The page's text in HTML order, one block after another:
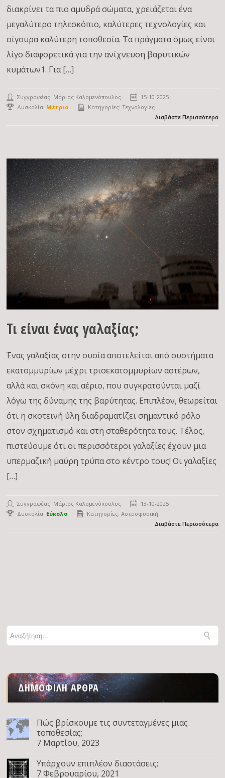
διακρίνει τα πιο αμυδρά σώματα, χρειάζεται ένα
μεγαλύτερο τηλεσκόπιο, καλύτερες τεχνολογίες και
σίγουρα καλύτερη τοποθεσία. Τα πράγματα όμως είναι
λίγο διαφορετικά για την ανίχνευση βαρυτικών
κυμάτων1. Για […]
Συγγραφέας: Μάριος Καλομενόπουλος
15-10-2025
Δυσκολία: Μέτριο Κατηγορίες:Τεχνολογίες
Διαβάστε Περισσότερα
Τι είναι ένας γαλαξίας;
Ένας γαλαξίας στην ουσία αποτελείται από συστήματα
εκατομμυρίων μέχρι τρισεκατομμυρίων αστέρων,
αλλά και σκόνη και αέριο, που συγκρατούνται μαζί
λόγω της δύναμης της βαρύτητας. Επιπλέον, θεωρείται
ότι η σκοτεινή ύλη διαδραματίζει σημαντικό ρόλο
στον σχηματισμό και στη σταθερότητα τους. Τέλος,
πιστεύουμε ότι οι περισσότεροι γαλαξίες έχουν μια
υπερμαζική μαύρη τρύπα στο κέντρο τους! Οι γαλαξίες
[…]
Συγγραφέας: Μάριος Καλομενόπουλος
13-10-2025
Δυσκολία: Εύκολο Κατηγορίες:Αστροφυσική
Διαβάστε Περισσότερα
ΔΗΜΟΦΙΛΉ ΆΡΘΡΑ
Πώς βρίσκουμε τις συντεταγμένες μιας
τοποθεσίας;
7 Μαρτίου, 2023
Υπάρχουν επιπλέον διαστάσεις;
7 Φεβρουαρίου, 2021